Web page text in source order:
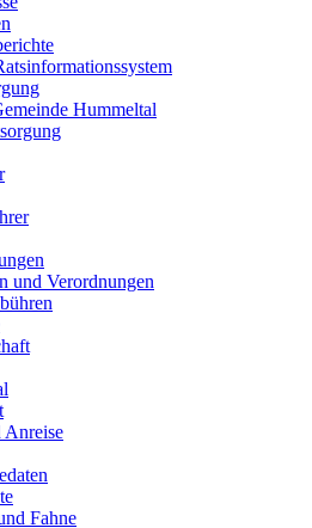
Hummeltal
und Verordnungen
Anreise
Fahne